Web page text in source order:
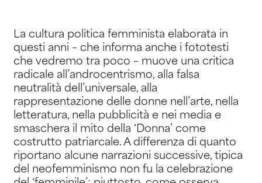
La cultura politica femminista elaborata in
questi anni – che informa anche i fototesti
che vedremo tra poco – muove una critica
radicale all’androcentrismo, alla falsa
neutralità dell’universale, alla
rappresentazione delle donne nell’arte, nella
letteratura, nella pubblicità e nei media e
smaschera il mito della ‘Donna’ come
costrutto patriarcale. A differenza di quanto
riportano alcune narrazioni successive, tipica
del neofemminismo non fu la celebrazione